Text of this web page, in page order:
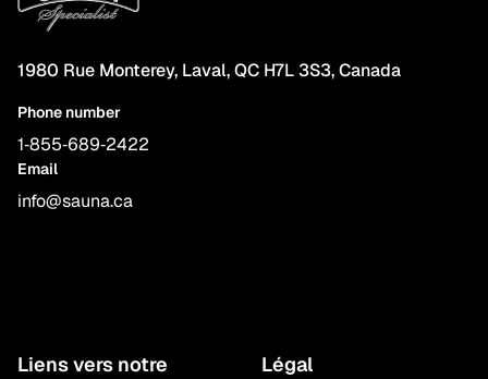
1980 Rue Monterey, Laval, QC H7L 3S3, Canada
Phone number
1‑855‑689‑2422
Email
info@sauna.ca
Liens vers notre
Légal